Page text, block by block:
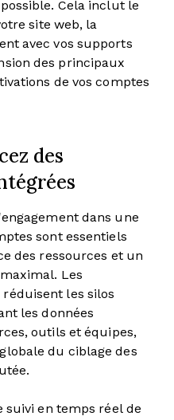
Cela inclut le
site web, la
avec vos supports
des principaux
de vos comptes
des
dans une
sont essentiels
des ressources et un
Les
réduisent les silos
les données
outils et équipes,
du ciblage des
en temps réel de